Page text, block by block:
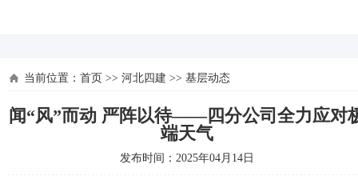
当前位置： 首页 >> 河北四建 >> 基层动态
闻“风”而动 严阵以待——四分公司全力应对
端天气
发布时间：2025年04月14日